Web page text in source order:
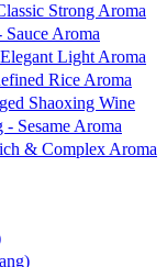
Strong Aroma
Aroma
Light Aroma
Rice Aroma
Shaoxing Wine
Sesame Aroma
& Complex Aroma